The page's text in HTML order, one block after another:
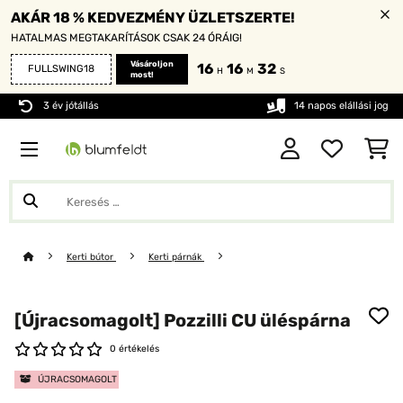
AKÁR 18 % KEDVEZMÉNY ÜZLETSZERTE!
HATALMAS MEGTAKARÍTÁSOK CSAK 24 ÓRÁIG!
FULLSWING18
Vásároljon
most!
16 H 16 M 32 S
3 év jótállás 14 napos elállási jog
Kerti bútor Kerti párnák
[Újracsomagolt] Pozzilli CU üléspárna
0 értékelés
ÚJRACSOMAGOLT